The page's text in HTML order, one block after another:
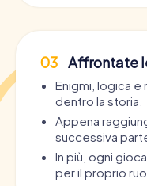
03 Affrontate
Enigmi, logica e
dentro la storia.
Appena
successiva
In più, ogni
per il proprio